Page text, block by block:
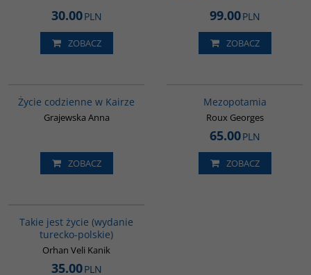
30.00PLN
ZOBACZ
99.00PLN
ZOBACZ
Życie codzienne w Kairze
Grajewska Anna
ZOBACZ
Mezopotamia
Roux Georges
65.00PLN
ZOBACZ
Takie jest życie (wydanie
turecko-polskie)
Orhan Veli Kanik
35.00PLN